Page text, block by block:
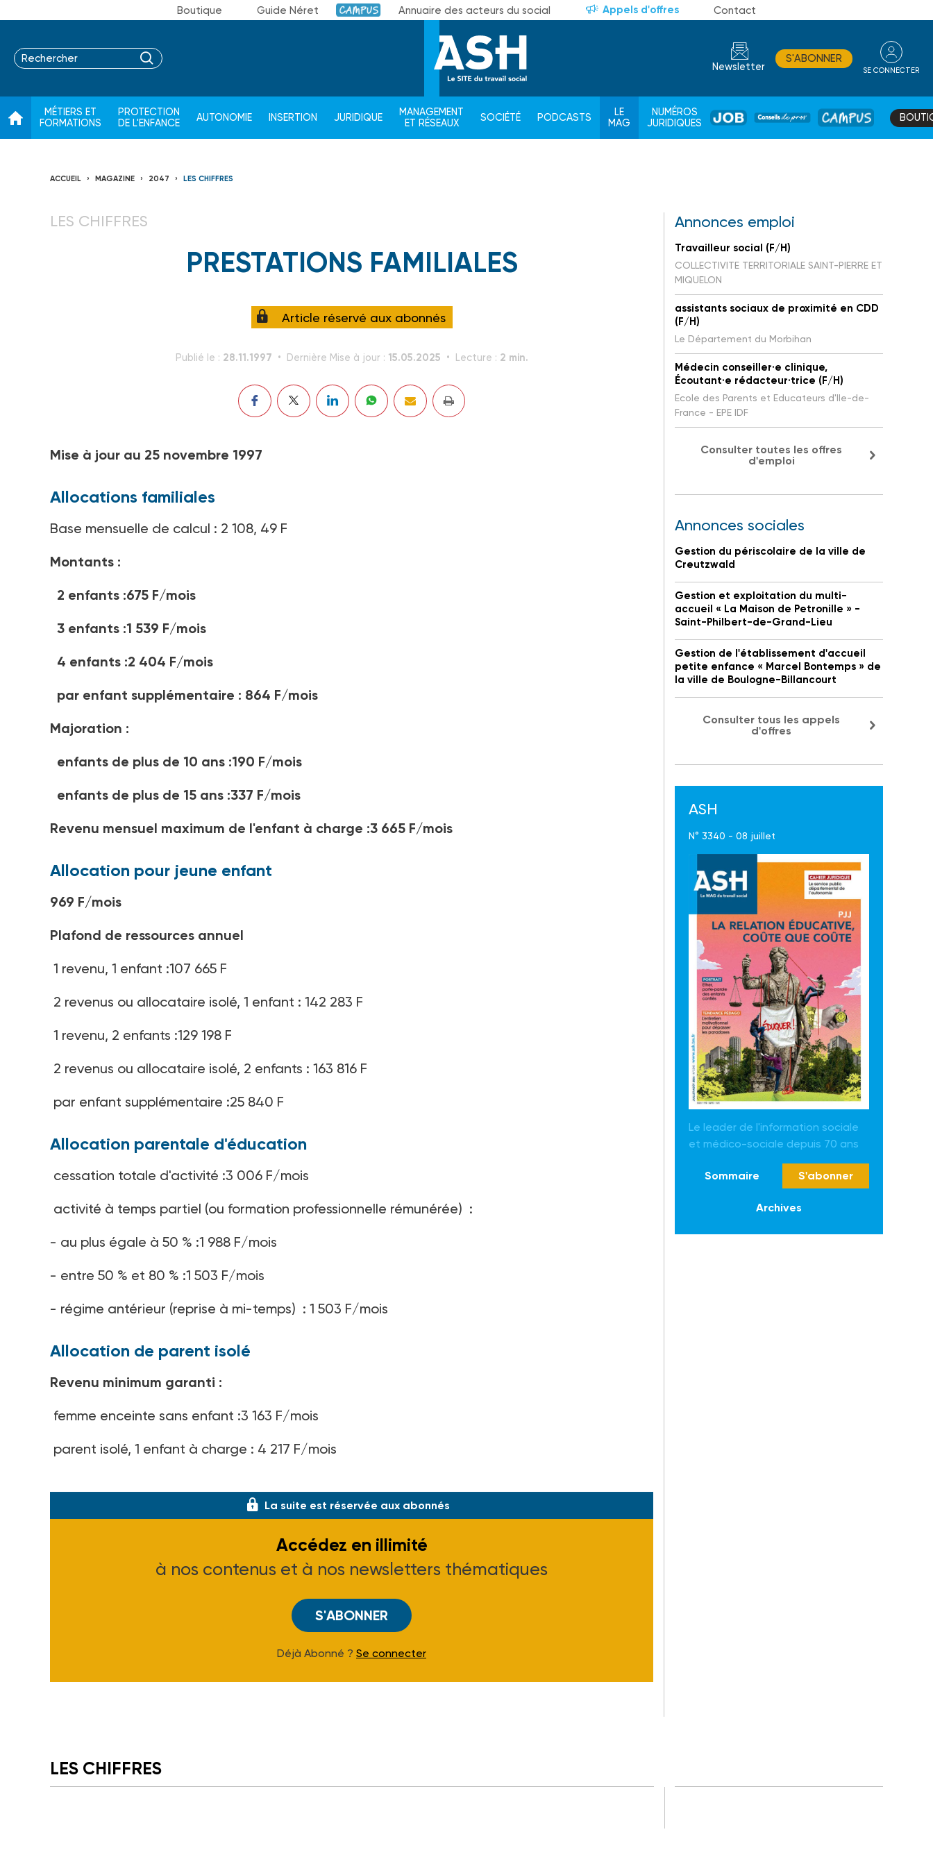
Boutique Guide Néret Campus Annuaire des acteurs du social Appels d'offres Contact
Newsletter
S'ABONNER
SE CONNECTER
MÉTIERS ET
FORMATIONS
PROTECTION
DE L'ENFANCE
AUTONOMIE INSERTION JURIDIQUE
MANAGEMENT
ET RÉSEAUX
SOCIÉTÉ PODCASTS
LE
MAG
NUMÉROS
JURIDIQUES
JOB
DE
CAMPUS
ACCUEIL MAGAZINE 2047 LES CHIFFRES
LES CHIFFRES
PRESTATIONS FAMILIALES
Article réservé aux abonnés
Publié le : 28.11.1997 Dernière Mise à jour : 15.05.2025 Lecture : 2 min.
Mise à jour au 25 novembre 1997
Allocations familiales
Base mensuelle de calcul : 2 108, 49 F
Montants :
2 enfants :675 F/mois
3 enfants :1 539 F/mois
4 enfants :2 404 F/mois
par enfant supplémentaire : 864 F/mois
Majoration :
enfants de plus de 10 ans :190 F/mois
enfants de plus de 15 ans :337 F/mois
Revenu mensuel maximum de l'enfant à charge :3 665 F/mois
Allocation pour jeune enfant
969 F/mois
Plafond de ressources annuel
1 revenu, 1 enfant :107 665 F
2 revenus ou allocataire isolé, 1 enfant : 142 283 F
1 revenu, 2 enfants :129 198 F
2 revenus ou allocataire isolé, 2 enfants : 163 816 F
par enfant supplémentaire :25 840 F
Allocation parentale d'éducation
cessation totale d'activité :3 006 F/mois
activité à temps partiel (ou formation professionnelle rémunérée) :
- au plus égale à 50 % :1 988 F/mois
- entre 50 % et 80 % :1 503 F/mois
- régime antérieur (reprise à mi-temps) : 1 503 F/mois
Allocation de parent isolé
Revenu minimum garanti :
femme enceinte sans enfant :3 163 F/mois
parent isolé, 1 enfant à charge : 4 217 F/mois
La suite est réservée aux abonnés
Accédez en illimité
à nos contenus et à nos newsletters thématiques
S'ABONNER
Déjà Abonné ? Se connecter
Annonces emploi
Travailleur social (F/H)
COLLECTIVITE TERRITORIALE SAINT-PIERRE ET
MIQUELON
assistants sociaux de proximité en CDD
(F/H)
Le Département du Morbihan
Médecin conseiller·e clinique,
Écoutant·e rédacteur·trice (F/H)
Ecole des Parents et Educateurs d'Ile-de-
France - EPE IDF
Consulter toutes les offres
d'emploi
Annonces sociales
Gestion du périscolaire de la ville de
Creutzwald
Gestion et exploitation du multi-
accueil « La Maison de Petronille » -
Saint-Philbert-de-Grand-Lieu
Gestion de l'établissement d'accueil
petite enfance « Marcel Bontemps » de
la ville de Boulogne-Billancourt
Consulter tous les appels
d'offres
ASH
N° 3340 - 08 juillet
Le leader de l'information sociale
et médico-sociale depuis 70 ans
Sommaire S'abonner
Archives
LES CHIFFRES